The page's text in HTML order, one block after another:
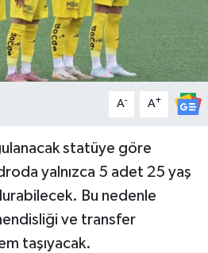
A- A+
statüye göre
yalnızca 5 adet 25 yaş
Bu nedenle
ve transfer
taşıyacak.